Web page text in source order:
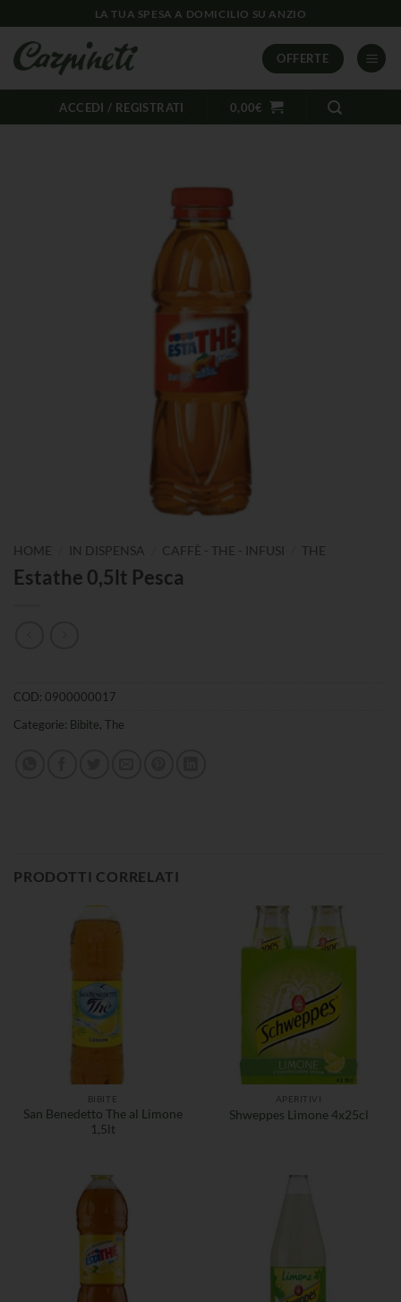
LA TUA SPESA A DOMICILIO SU ANZIO
OFFERTE
ACCEDI / REGISTRATI 0,00€
HOME IN DISPENSA CAFFÈ - THE - INFUSI THE
Estathe 0,5lt Pesca
COD: 0900000017
Categorie: Bibite, The
PRODOTTI CORRELATI
BIBITE
San Benedetto The al Limone
1,5lt
APERITIVI
Shweppes Limone 4x25cl